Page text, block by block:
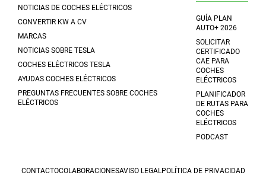
NOTICIAS DE COCHES ELÉCTRICOS
CONVERTIR KW A CV
MARCAS
NOTICIAS SOBRE TESLA
COCHES ELÉCTRICOS TESLA
AYUDAS COCHES ELÉCTRICOS
PREGUNTAS FRECUENTES SOBRE COCHES
ELÉCTRICOS
GUÍA PLAN
AUTO+ 2026
SOLICITAR
CERTIFICADO
CAE PARA
COCHES
ELÉCTRICOS
PLANIFICADOR
DE RUTAS PARA
COCHES
ELÉCTRICOS
PODCAST
CONTACTOCOLABORACIONESAVISO LEGALPOLÍTICA DE PRIVACIDAD